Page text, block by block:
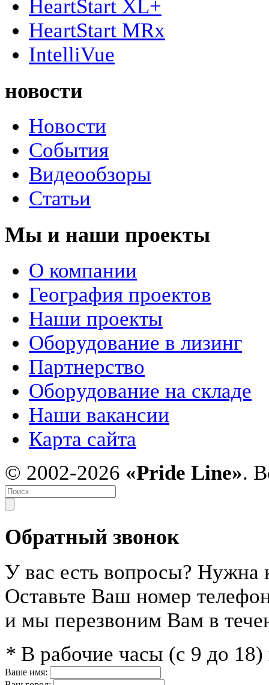
HeartStart XL+
HeartStart MRx
IntelliVue
новости
Новости
События
Видеообзоры
Статьи
Мы и наши проекты
О компании
География проектов
Наши проекты
Оборудование в лизинг
Партнерство
Оборудование на складе
Наши вакансии
Карта сайта
© 2002-2026 «Pride Line».
Обратный звонок
У вас есть вопросы? Нужна
Оставьте Ваш номер
и мы перезвоним Вам в
* В рабочие часы (с 9 до
Ваше имя: